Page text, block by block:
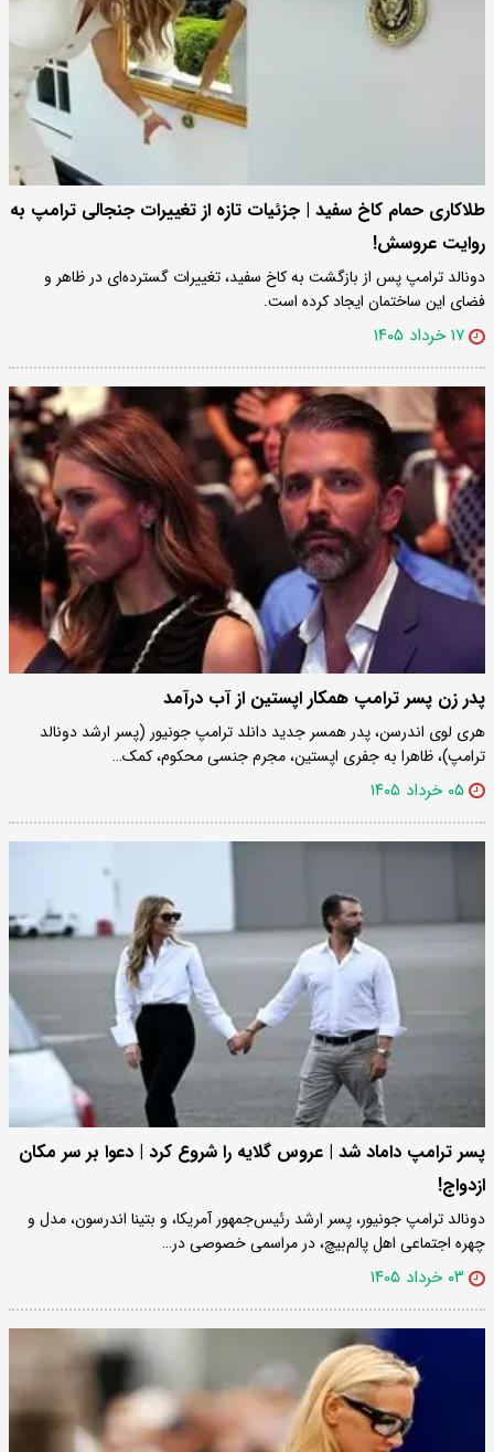
طلاکاری حمام کاخ سفید | جزئیات تازه از تغییرات جنجالی ترامپ به
روایت عروسش!
دونالد ترامپ پس از بازگشت به کاخ سفید، تغییرات گسترده‌ای در ظاهر و
فضای این ساختمان ایجاد کرده است.
۱۷ خرداد ۱۴۰۵
پدر زن پسر ترامپ همکار اپستین از آب درآمد
هری لوی اندرسن، پدر همسر جدید دانلد ترامپ جونیور (پسر ارشد دونالد
ترامپ)، ظاهرا به جفری اپستین، مجرم جنسی محکوم، کمک…
۰۵ خرداد ۱۴۰۵
پسر ترامپ داماد شد | عروس گلایه را شروع کرد | دعوا بر سر مکان
ازدواج!
دونالد ترامپ جونیور، پسر ارشد رئیس‌جمهور آمریکا، و بتینا اندرسون، مدل و
چهره اجتماعی اهل پالم‌بیچ، در مراسمی خصوصی در…
۰۳ خرداد ۱۴۰۵